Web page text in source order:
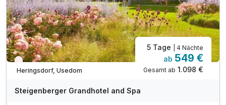
WAR
Wieder frei ab September
Heringsdorf, Usedom
5 Tage | 4 Nächte
ab 549 €
Gesamt ab 1.098 €
Steigenberger Grandhotel and Spa